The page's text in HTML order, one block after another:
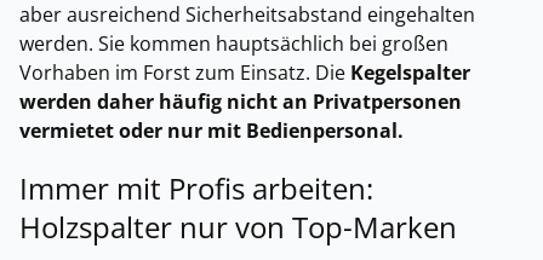
aber ausreichend Sicherheitsabstand eingehalten
werden. Sie kommen hauptsächlich bei großen
Vorhaben im Forst zum Einsatz. Die Kegelspalter
werden daher häufig nicht an Privatpersonen
vermietet oder nur mit Bedienpersonal.
Immer mit Profis arbeiten:
Holzspalter nur von Top-Marken